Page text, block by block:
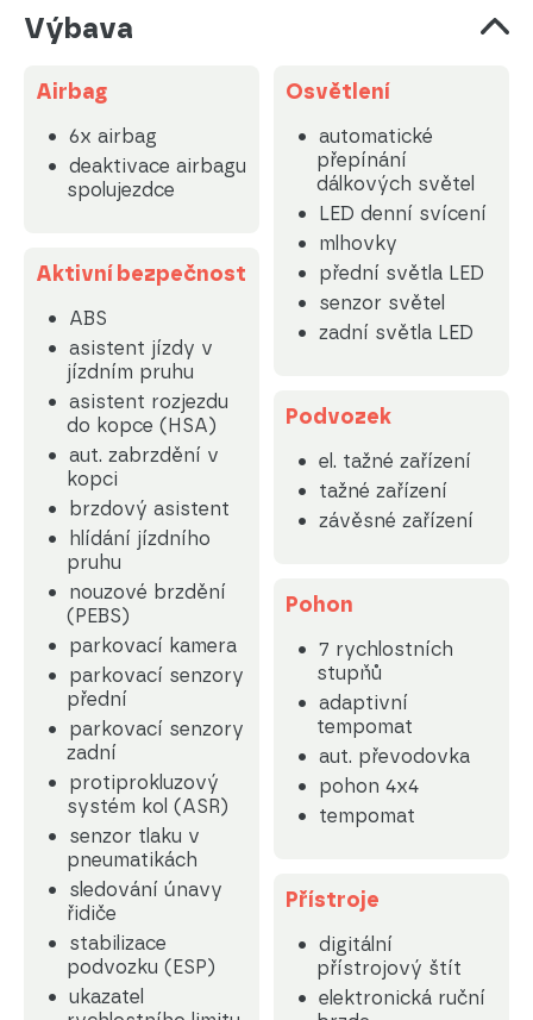
Výbava
Airbag
6x airbag
deaktivace airbagu
spolujezdce
Aktivní bezpečnost
ABS
asistent jízdy v
jízdním pruhu
asistent rozjezdu
do kopce (HSA)
aut. zabrzdění v
kopci
brzdový asistent
hlídání jízdního
pruhu
nouzové brzdění
(PEBS)
parkovací kamera
parkovací senzory
přední
parkovací senzory
zadní
protiprokluzový
systém kol (ASR)
senzor tlaku v
pneumatikách
sledování únavy
řidiče
stabilizace
podvozku (ESP)
ukazatel
Osvětlení
automatické
přepínání
dálkových světel
LED denní svícení
mlhovky
přední světla LED
senzor světel
zadní světla LED
Podvozek
el. tažné zařízení
tažné zařízení
závěsné zařízení
Pohon
7 rychlostních
stupňů
adaptivní
tempomat
aut. převodovka
pohon 4x4
tempomat
Přístroje
digitální
přístrojový štít
elektronická ruční